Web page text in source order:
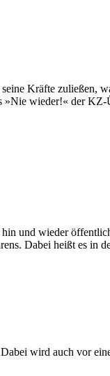
Kräfte zuließen,
»Nie wieder!« der
und wieder
Dabei heißt es in
wird auch vor